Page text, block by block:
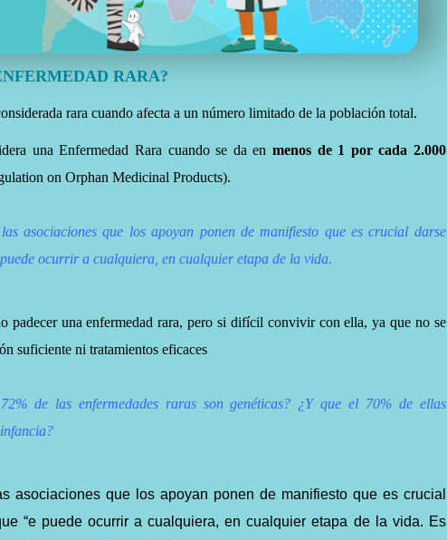
RARA?
rara cuando afecta a un número limitado de la población total.
una Enfermedad Rara cuando se da en menos de 1 por cada 2.000
on Orphan Medicinal Products).
asociaciones que los apoyan ponen de manifiesto que es crucial darse
ocurrir a cualquiera, en cualquier etapa de la vida.
padecer una enfermedad rara, pero si difícil convivir con ella, ya que no se
suficiente ni tratamientos eficaces
de las enfermedades raras son genéticas? ¿Y que el 70% de ellas
asociaciones que los apoyan ponen de manifiesto que es crucial
“e puede ocurrir a cualquiera, en cualquier etapa de la vida. Es